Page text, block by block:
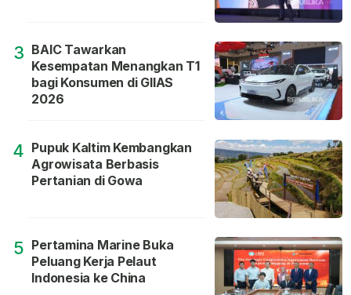
3 BAIC Tawarkan
Kesempatan Menangkan T1
bagi Konsumen di GIIAS
2026
4 Pupuk Kaltim Kembangkan
Agrowisata Berbasis
Pertanian di Gowa
5 Pertamina Marine Buka
Peluang Kerja Pelaut
Indonesia ke China